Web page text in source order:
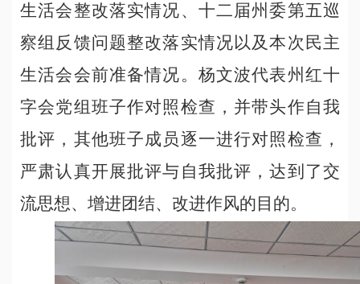
生活会整改落实情况、十二届州委第五巡
察组反馈问题整改落实情况以及本次民主
生活会会前准备情况。杨文波代表州红十
字会党组班子作对照检查，并带头作自我
批评，其他班子成员逐一进行对照检查，
严肃认真开展批评与自我批评，达到了交
流思想、增进团结、改进作风的目的。